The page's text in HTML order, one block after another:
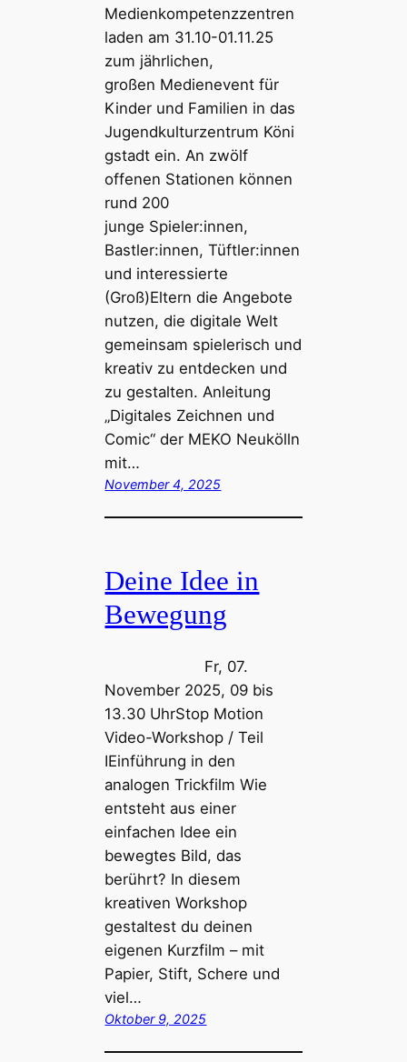
Medienkompetenzzentren
laden am 31.10-01.11.25
zum jährlichen,
großen Medienevent für
Kinder und Familien in das
Jugendkulturzentrum Köni
gstadt ein. An zwölf
offenen Stationen können
rund 200
junge Spieler:innen,
Bastler:innen, Tüftler:innen
und interessierte
(Groß)Eltern die Angebote
nutzen, die digitale Welt
gemeinsam spielerisch und
kreativ zu entdecken und
zu gestalten. Anleitung
„Digitales Zeichnen und
Comic“ der MEKO Neukölln
mit…
November 4, 2025
Deine Idee in
Bewegung
Fr, 07.
November 2025, 09 bis
13.30 UhrStop Motion
Video-Workshop / Teil
IEinführung in den
analogen Trickfilm Wie
entsteht aus einer
einfachen Idee ein
bewegtes Bild, das
berührt? In diesem
kreativen Workshop
gestaltest du deinen
eigenen Kurzfilm – mit
Papier, Stift, Schere und
viel…
Oktober 9, 2025